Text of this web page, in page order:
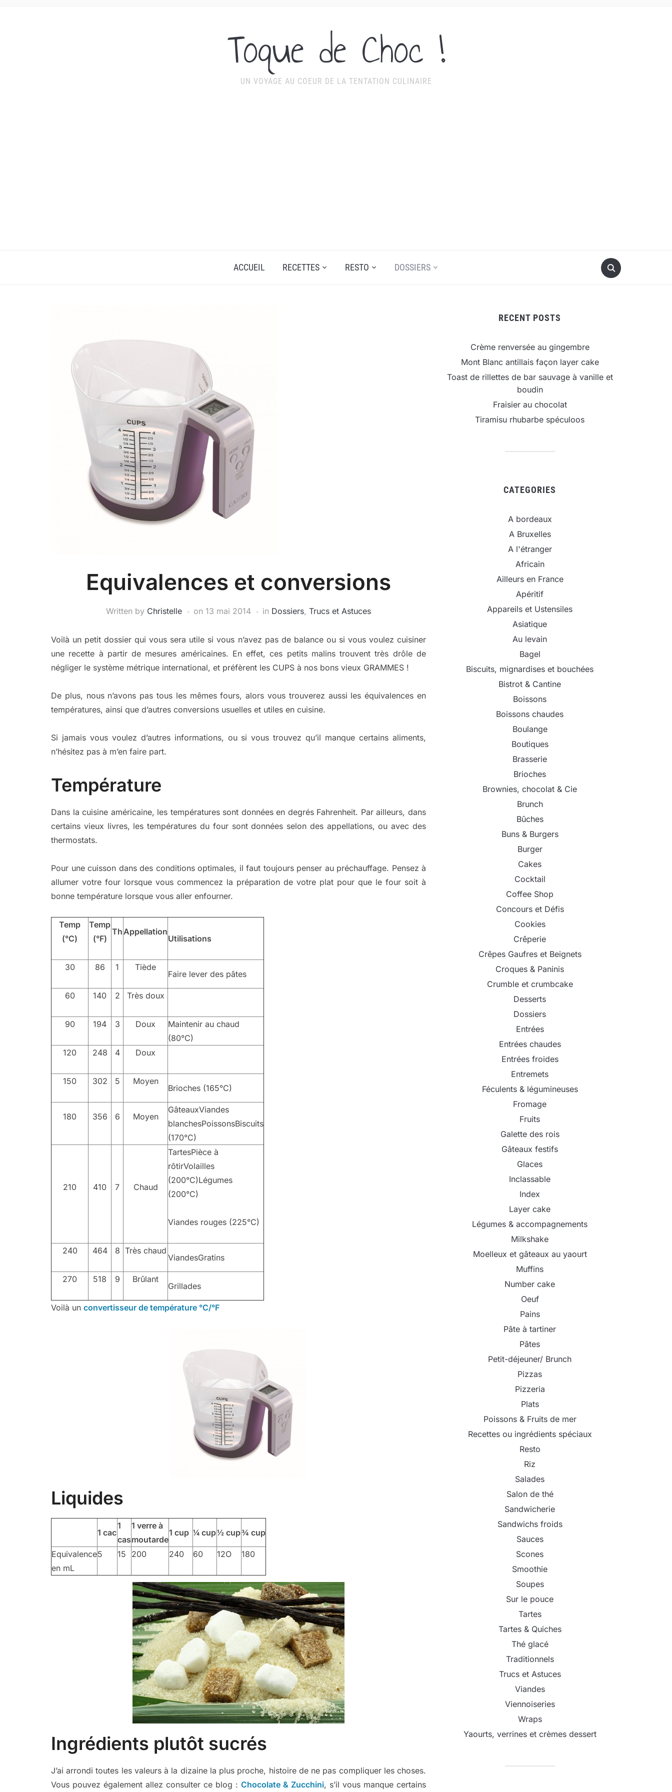
Toque de Choc !
UN VOYAGE AU COEUR DE LA TENTATION CULINAIRE
ACCUEIL RECETTES RESTO DOSSIERS
Equivalences et conversions
Written by Christelle on 13 mai 2014 in Dossiers, Trucs et Astuces
Voilà un petit dossier qui vous sera utile si vous n’avez pas de balance ou si vous voulez cuisiner
une recette à partir de mesures américaines. En effet, ces petits malins trouvent très drôle de
négliger le système métrique international, et préfèrent les CUPS à nos bons vieux GRAMMES !
De plus, nous n’avons pas tous les mêmes fours, alors vous trouverez aussi les équivalences en
températures, ainsi que d’autres conversions usuelles et utiles en cuisine.
Si jamais vous voulez d’autres informations, ou si vous trouvez qu’il manque certains aliments,
n’hésitez pas à m’en faire part.
Température
Dans la cuisine américaine, les températures sont données en degrés Fahrenheit. Par ailleurs, dans
certains vieux livres, les températures du four sont données selon des appellations, ou avec des
thermostats.
Pour une cuisson dans des conditions optimales, il faut toujours penser au préchauffage. Pensez à
allumer votre four lorsque vous commencez la préparation de votre plat pour que le four soit à
bonne température lorsque vous aller enfourner.
Temp
(°C)
Temp
(°F)
ThAppellation
Utilisations
30 86 1 Tiède
Faire lever des pâtes
60 140 2 Très doux
90 194 3 Doux
Maintenir au chaud
(80°C)
120
248 4 Doux
150 302 5 Moyen
Brioches (165°C)
180 356 6 Moyen
GâteauxViandes
blanchesPoissonsBiscuits
(170°C)
210 410 7 Chaud
TartesPièce à
rôtirVolailles
(200°C)Légumes
(200°C)
Viandes rouges (225°C)
240 464 8 Très chaud
ViandesGratins
270 518 9 Brûlant
Grillades
Voilà un convertisseur de température °C/°F
Liquides
1 cac
1
cas
1 verre à
moutarde
1 cup ¼ cup½ cup¾ cup
Equivalence
en mL
5 15 200 240 60 12O 180
Ingrédients plutôt sucrés
J’ai arrondi toutes les valeurs à la dizaine la plus proche, histoire de ne pas compliquer les choses.
Vous pouvez également allez consulter ce blog : Chocolate & Zucchini, s’il vous manque certains
RECENT POSTS
Crème renversée au gingembre
Mont Blanc antillais façon layer cake
Toast de rillettes de bar sauvage à vanille et
boudin
Fraisier au chocolat
Tiramisu rhubarbe spéculoos
CATEGORIES
A bordeaux
A Bruxelles
A l'étranger
Africain
Ailleurs en France
Apéritif
Appareils et Ustensiles
Asiatique
Au levain
Bagel
Biscuits, mignardises et bouchées
Bistrot & Cantine
Boissons
Boissons chaudes
Boulange
Boutiques
Brasserie
Brioches
Brownies, chocolat & Cie
Brunch
Bûches
Buns & Burgers
Burger
Cakes
Cocktail
Coffee Shop
Concours et Défis
Cookies
Crêperie
Crêpes Gaufres et Beignets
Croques & Paninis
Crumble et crumbcake
Desserts
Dossiers
Entrées
Entrées chaudes
Entrées froides
Entremets
Féculents & légumineuses
Fromage
Fruits
Galette des rois
Gâteaux festifs
Glaces
Inclassable
Index
Layer cake
Légumes & accompagnements
Milkshake
Moelleux et gâteaux au yaourt
Muffins
Number cake
Oeuf
Pains
Pâte à tartiner
Pâtes
Petit-déjeuner/ Brunch
Pizzas
Pizzeria
Plats
Poissons & Fruits de mer
Recettes ou ingrédients spéciaux
Resto
Riz
Salades
Salon de thé
Sandwicherie
Sandwichs froids
Sauces
Scones
Smoothie
Soupes
Sur le pouce
Tartes
Tartes & Quiches
Thé glacé
Traditionnels
Trucs et Astuces
Viandes
Viennoiseries
Wraps
Yaourts, verrines et crèmes dessert